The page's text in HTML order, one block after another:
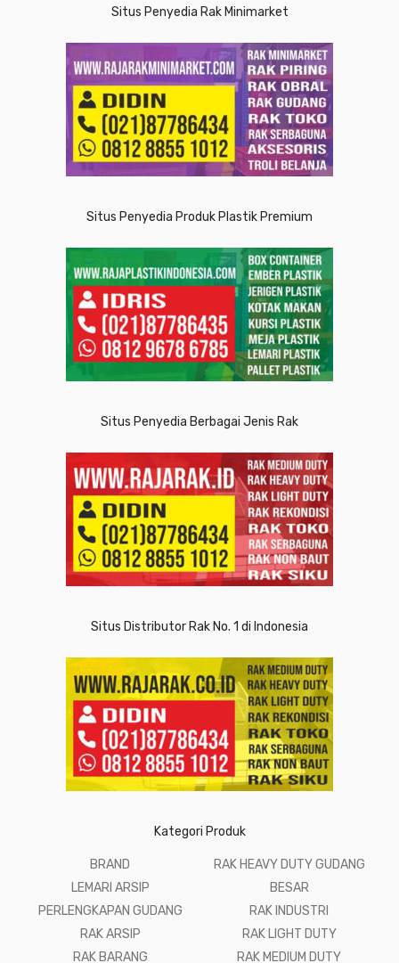
Situs Penyedia Rak Minimarket
Situs Penyedia Produk Plastik Premium
Situs Penyedia Berbagai Jenis Rak
Situs Distributor Rak No. 1 di Indonesia
Kategori Produk
BRAND
LEMARI ARSIP
PERLENGKAPAN GUDANG
RAK ARSIP
RAK BARANG
RAK HEAVY DUTY GUDANG
BESAR
RAK INDUSTRI
RAK LIGHT DUTY
RAK MEDIUM DUTY